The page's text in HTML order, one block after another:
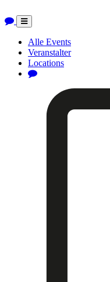
Toggle
navigation
Alle Events
Veranstalter
Locations